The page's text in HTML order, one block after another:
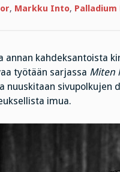
, Markku Into,
annan kahdeksantoista
työtään sarjassa Miten
nuuskitaan sivupolkujen
imua.